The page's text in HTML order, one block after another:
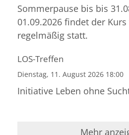
Sommerpause bis bis
01.09.2026 findet der
regelmäßig statt.
LOS-Treffen
Dienstag, 11. August 2026 18:00
Initiative Leben ohne
Mehr